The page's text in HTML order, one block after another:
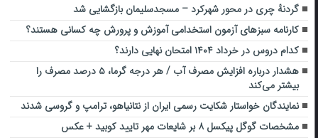
گردنهٔ چری در محور شهرکرد – مسجدسلیمان بازگشایی شد
کارنامه سبز‌های آزمون استخدامی آموزش و پرورش چه کسانی هستند؟
کدام دروس در خرداد ۱۴۰۴ امتحان نهایی دارند؟
هشدار درباره افزایش مصرف آب / هر درجه گرما، ۵ درصد مصرف را
بیشتر می‌کند
نمایندگان خواستار شکایت رسمی ایران از نتانیاهو، ترامپ و گروسی شدند
مشخصات گوگل پیکسل ۸ بر شایعات مهر تایید کوبید + عکس